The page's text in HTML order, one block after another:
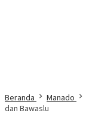
Beranda Manado
dan Bawaslu